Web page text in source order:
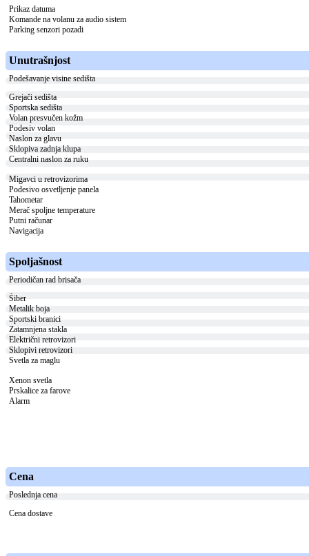
Prikaz datuma
Komande na volanu za audio sistem
Parking senzori pozadi
Unutrašnjost
Podešavanje visine sedišta
Grejači sedišta
Sportska sedišta
Volan presvučen kožm
Podesiv volan
Naslon za glavu
Sklopiva zadnja klupa
Centralni naslon za ruku
Migavci u retrovizorima
Podesivo osvetljenje panela
Tahometar
Merač spoljne temperature
Putni računar
Navigacija
Spoljašnost
Periodičan rad brisača
Šiber
Metalik boja
Sportski branici
Zatamnjena stakla
Električni retrovizori
Sklopivi retrovizori
Svetla za maglu
Xenon svetla
Prskalice za farove
Alarm
Cena
Poslednja cena
Cena dostave